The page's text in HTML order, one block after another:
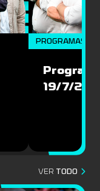
PROGRAMAS
19/7/
VER TODO